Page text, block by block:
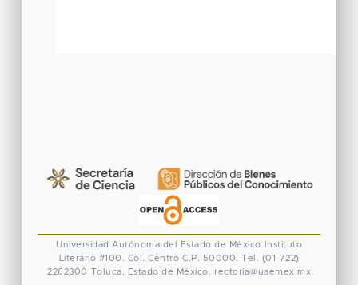
Universidad Autónoma del Estado de México
Instituto
Literario #100. Col. Centro C.P. 50000. Tel. (01-722)
2262300 Toluca, Estado de México. rectoria@uaemex.mx